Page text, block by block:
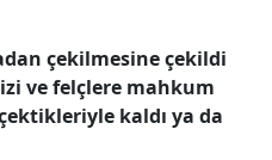
çekilmesine çekildi
ve felçlere mahkum
kaldı ya da